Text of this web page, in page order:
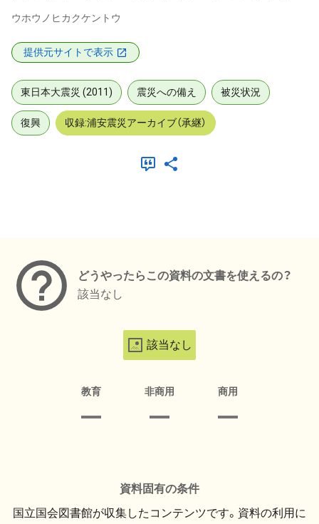
ウホウノヒカクケントウ
提供元サイトで表示
東日本大震災 (2011) 震災への備え 被災状況
復興 収録:浦安震災アーカイブ（承継）
どうやったらこの資料の文書を使えるの？
該当なし
該当なし
教育 非商用 商用
資料固有の条件
国立国会図書館が収集したコンテンツです。資料の利用に